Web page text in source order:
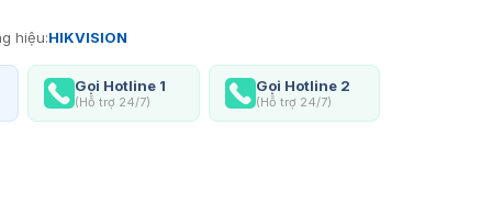
hiệu:HIKVISION
Gọi Hotline 1
(Hỗ trợ 24/7)
Gọi Hotline 2
(Hỗ trợ 24/7)